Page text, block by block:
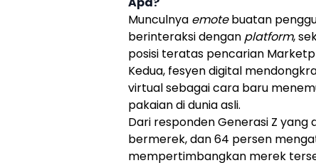
Munculnya emotebuatan
berinteraksi dengan platform,
posisi teratas pencarian
Kedua, fesyen digital
virtual sebagai cara baru
pakaian di dunia asli.
Dari responden Generasi Z
bermerek, dan 64 persen
mempertimbangkan merek